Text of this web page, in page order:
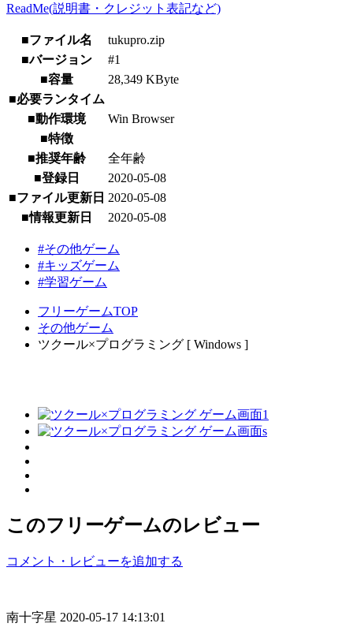
ReadMe(説明書・クレジット表記など)
■ファイル名
tukupro.zip
■バージョン
#1
■容量
28,349 KByte
■必要ランタイム
■動作環境
Win Browser
■特徴
■推奨年齢
全年齢
■登録日
2020-05-08
■ファイル更新日 2020-05-08
■情報更新日
2020-05-08
#その他ゲーム
#キッズゲーム
#学習ゲーム
フリーゲームTOP
その他ゲーム
ツクール×プログラミング [ Windows ]
このフリーゲームのレビュー
コメント・レビューを追加する
南十字星 2020-05-17 14:13:01